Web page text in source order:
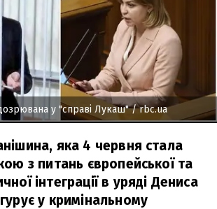
у "справі Лукаш"/ rbc.ua
яка 4 червня стала
з питань європейської та
інтеграції в уряді Дениса
у кримінальному